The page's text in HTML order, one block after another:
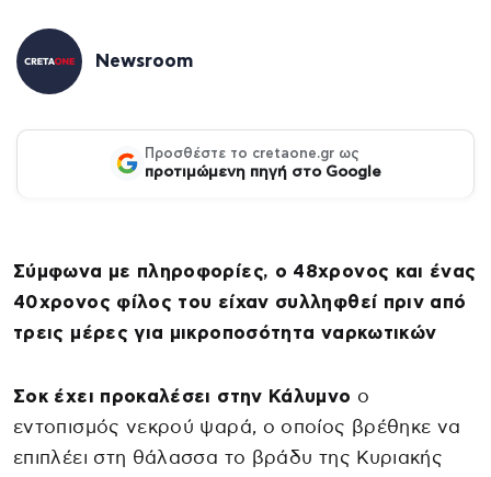
Newsroom
Προσθέστε το cretaone.gr ως
προτιμώμενη πηγή στο Google
Σύμφωνα με πληροφορίες, ο 48χρονος και ένας
40χρονος φίλος του είχαν συλληφθεί πριν από
τρεις μέρες για μικροποσότητα ναρκωτικών
Σοκ έχει προκαλέσει στην Κάλυμνο ο
εντοπισμός νεκρού ψαρά, ο οποίος βρέθηκε να
επιπλέει στη θάλασσα το βράδυ της Κυριακής